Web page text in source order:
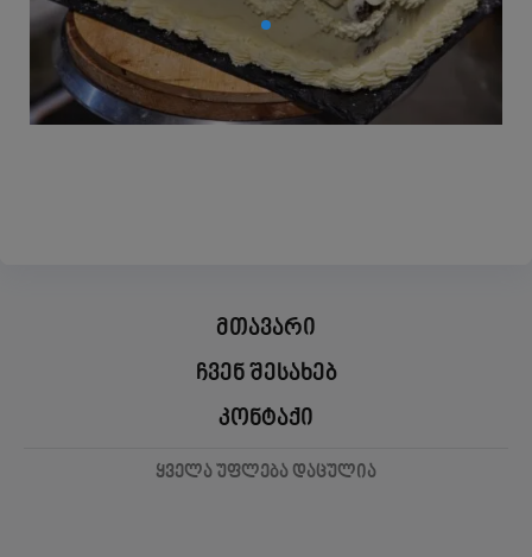
მთავარი
ჩვენ შესახებ
კონტაქი
ყველა უფლება დაცულია